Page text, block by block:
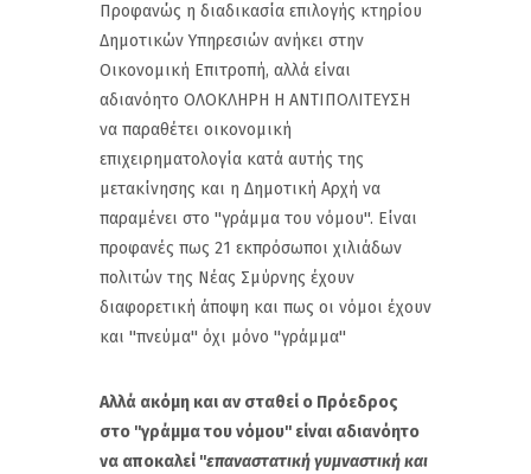
Προφανώς η διαδικασία επιλογής κτηρίου
Δημοτικών Υπηρεσιών ανήκει στην
Οικονομική Επιτροπή, αλλά είναι
αδιανόητο ΟΛΟΚΛΗΡΗ Η ΑΝΤΙΠΟΛΙΤΕΥΣΗ
να παραθέτει οικονομική
επιχειρηματολογία κατά αυτής της
μετακίνησης και η Δημοτική Αρχή να
παραμένει στο ''γράμμα του νόμου''. Είναι
προφανές πως 21 εκπρόσωποι χιλιάδων
πολιτών της Νέας Σμύρνης έχουν
διαφορετική άποψη και πως οι νόμοι έχουν
και ''πνεύμα'' όχι μόνο ''γράμμα''
Αλλά ακόμη και αν σταθεί ο Πρόεδρος
στο ''γράμμα του νόμου'' είναι αδιανόητο
να αποκαλεί ''επαναστατική γυμναστική και